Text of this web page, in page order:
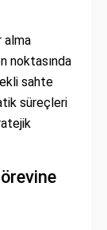
alma
noktasında
sahte
süreçleri